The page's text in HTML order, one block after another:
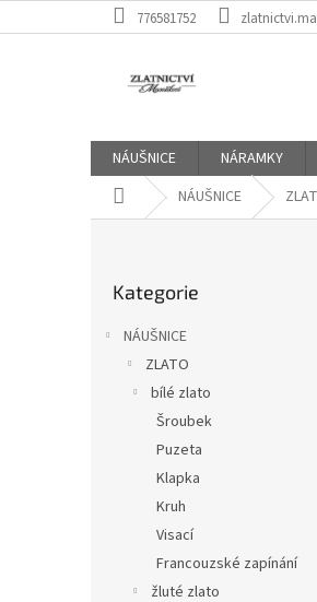
na
776581752
NÁUŠNICE NÁRAMKY
Domů NÁUŠNICE
kategorie
Kategorie
NÁUŠNICE
ZLATO
bílé zlato
Šroubek
Puzeta
Klapka
Kruh
Visací
Francouzské zapínání
žluté zlato